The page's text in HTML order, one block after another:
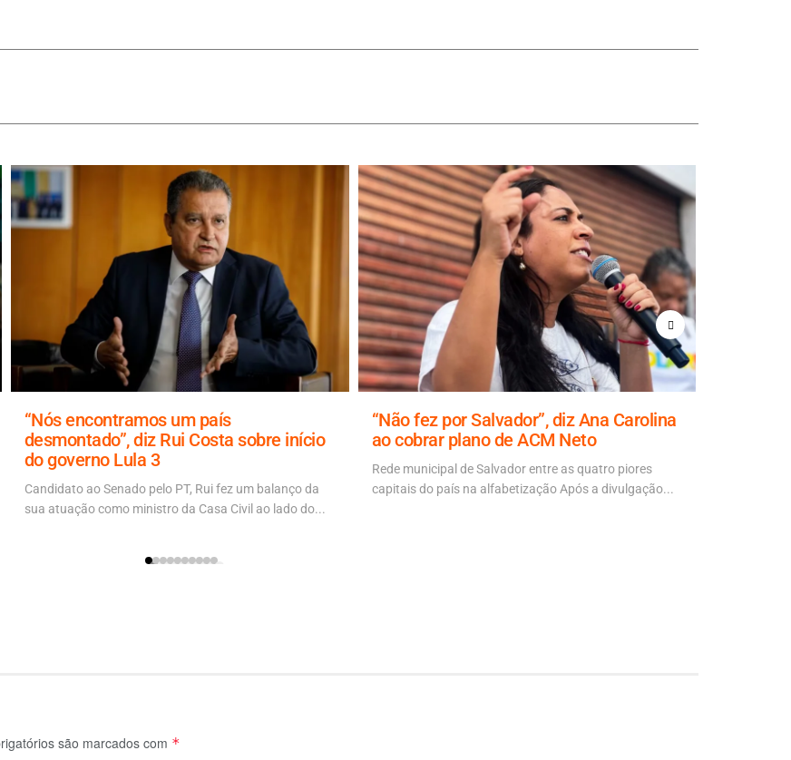
“Nós encontramos um país
desmontado”, diz Rui Costa sobre início
do governo Lula 3
Candidato ao Senado pelo PT, Rui fez um balanço da
sua atuação como ministro da Casa Civil ao lado do...
“Não fez por Salvador”, diz Ana Carolina
ao cobrar plano de ACM Neto
Rede municipal de Salvador entre as quatro piores
capitais do país na alfabetização Após a divulgação...
são marcados com *